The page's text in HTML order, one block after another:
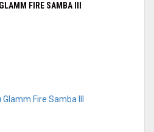
FIRE SAMBA III